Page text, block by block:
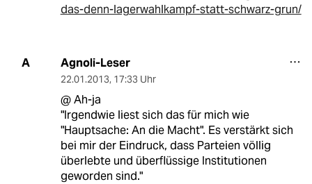
das-denn-lagerwahlkampf-statt-schwarz-grun/
A Agnoli-Leser
22.01.2013, 17:33 Uhr
@ Ah-ja
"Irgendwie liest sich das für mich wie
"Hauptsache: An die Macht". Es verstärkt sich
bei mir der Eindruck, dass Parteien völlig
überlebte und überflüssige Institutionen
geworden sind."